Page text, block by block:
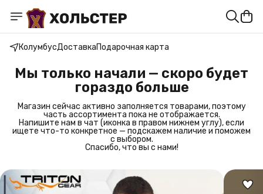
КолумбусДоставкаПодарочная карта
Мы только начали — скоро будет
гораздо больше
Магазин сейчас активно заполняется товарами, поэтому
часть ассортимента пока не отображается.
Напишите нам в чат (иконка в правом нижнем углу), если
ищете что-то конкретное — подскажем наличие и поможем
с выбором.
Спасибо, что вы с нами!